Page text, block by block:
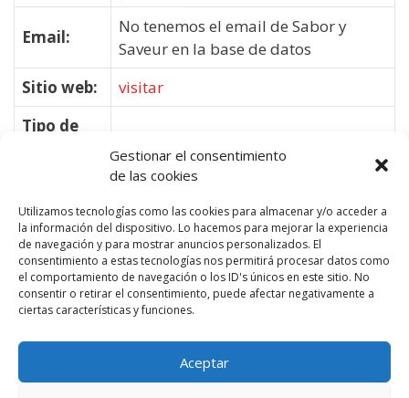
Gestionar el consentimiento
de las cookies
Utilizamos tecnologías como las cookies para almacenar y/o acceder a
la información del dispositivo. Lo hacemos para mejorar la experiencia
de navegación y para mostrar anuncios personalizados. El
consentimiento a estas tecnologías nos permitirá procesar datos como
el comportamiento de navegación o los ID's únicos en este sitio. No
consentir o retirar el consentimiento, puede afectar negativamente a
ciertas características y funciones.
Aceptar
Email:
No tenemos el email de Sabor y
Saveur en la base de datos
Sitio web:
visitar
Tipo de